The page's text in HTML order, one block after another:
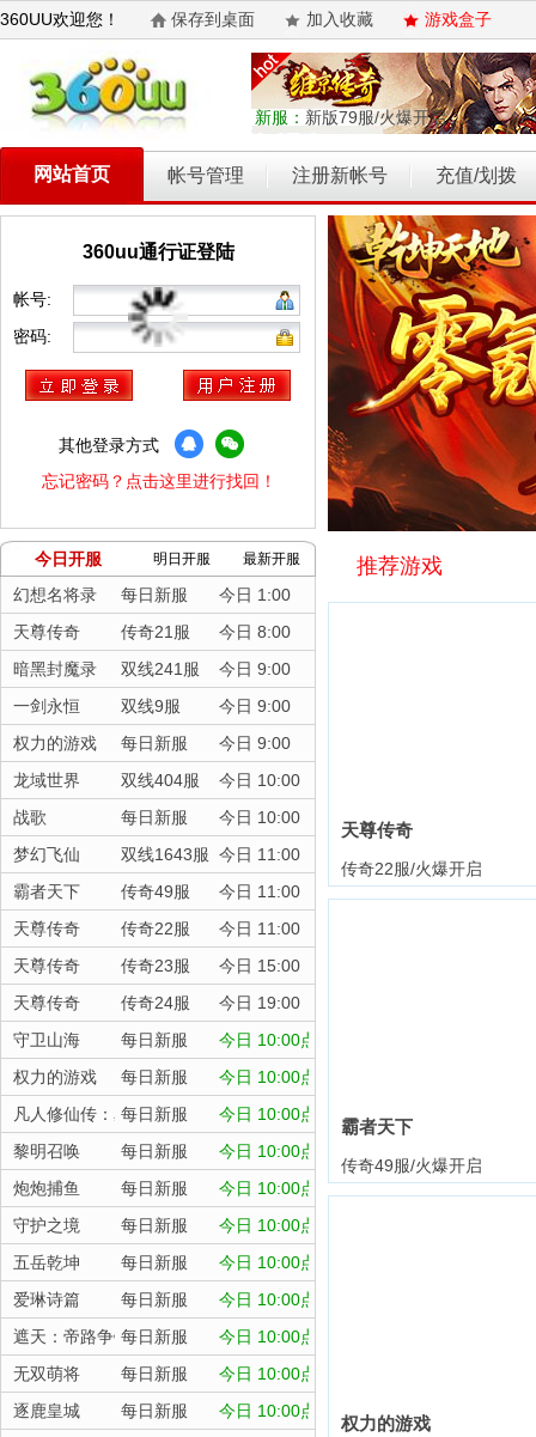
360UU欢迎您！ 保存到桌面 加入收藏 游戏盒子
新服： 新版79服/火爆开启
网站首页 帐号管理 注册新帐号 充值/划拨
360uu通行证登陆
帐号:
密码:
其他登录方式
忘记密码？点击这里进行找回！
今日开服 明日开服 最新开服
幻想名将录 每日新服
今日 1:00
天尊传奇
传奇21服
今日 8:00
暗黑封魔录
双线241服
今日 9:00
一剑永恒
双线9服
今日 9:00
权力的游戏
每日新服
今日 9:00
龙域世界
双线404服
今日 10:00
战歌
每日新服
今日 10:00
梦幻飞仙
双线1643服 今日 11:00
霸者天下
传奇49服
今日 11:00
天尊传奇
传奇22服
今日 11:00
天尊传奇
传奇23服
今日 15:00
天尊传奇
传奇24服
今日 19:00
守卫山海
每日新服
今日 10:00点
权力的游戏
每日新服
今日 10:00点
凡人修仙传：星海飞驰
每日新服
今日 10:00点
黎明召唤
每日新服
今日 10:00点
炮炮捕鱼
每日新服
今日 10:00点
守护之境
每日新服
今日 10:00点
五岳乾坤
每日新服
今日 10:00点
爱琳诗篇
每日新服
今日 10:00点
遮天：帝路争锋每日新服
今日 10:00点
无双萌将
每日新服
今日 10:00点
逐鹿皇城
每日新服
今日 10:00点
推荐游戏
天尊传奇
传奇22服/火爆开启
霸者天下
传奇49服/火爆开启
权力的游戏